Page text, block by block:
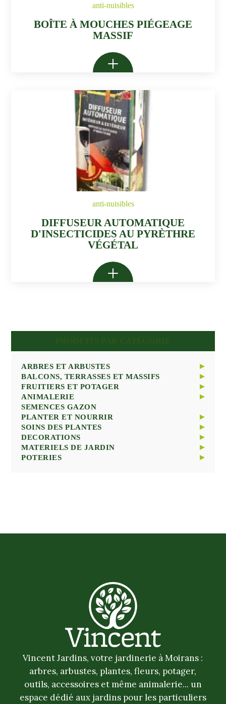
ARBRES ET ARBUSTES
ARBRES
ARBUSTES
CONIFERES
PLANTES DE TERRE DE BRUYERE
PLANTES MEDITERRANEENNES
BALCONS, TERRASSES ET MASSIFS
PLANTES ANNUELLES ET BISANNUELLES
PLANTES VIVACES ET GRAMINEES
SEMENCES ET BULBES À FLEURS
FRUITIERS ET POTAGER
ARBRES FRUITIERS
LEGUMES
PETITS FRUITS
PLANTES AROMATIQUES
POMME DE TERRE ET BULBE POTAGER
SEMENCES ET GRAINES
ANIMALERIE
CHAT
CHIEN
OISEAU
SEMENCES GAZON
PLANTER ET NOURRIR
ENGRAIS
SUBSTRAT ET PAILLAGE
TOILES ET ACCESSOIRES
TUTEURAGE
SOINS DES PLANTES
ANTI-NUISIBLES
TRAITEMENTS
DECORATIONS
MAISON ET JARDIN
MATERIELS DE JARDIN
ARROSAGE
POTERIES
anti-nuisibles
BOÎTE À MOUCHES PIÉGEAGE
MASSIF
anti-nuisibles
DIFFUSEUR AUTOMATIQUE
D'INSECTICIDES AU PYRÈTHRE
VÉGÉTAL
Vincent Jardins, votre jardinerie à Moirans :
arbres, arbustes, plantes, fleurs, potager,
outils, accessoires et même animalerie... un
espace dédié aux jardins pour les particuliers